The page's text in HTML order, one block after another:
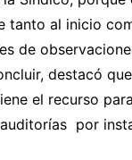
tanto al inicio
de
destacó
el recurso
por